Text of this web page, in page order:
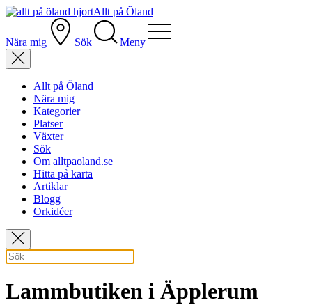
Allt på Öland
Nära mig Sök Meny
Allt på Öland
Nära mig
Kategorier
Platser
Växter
Sök
Om alltpaoland.se
Hitta på karta
Artiklar
Blogg
Orkidéer
Lammbutiken i Äpplerum